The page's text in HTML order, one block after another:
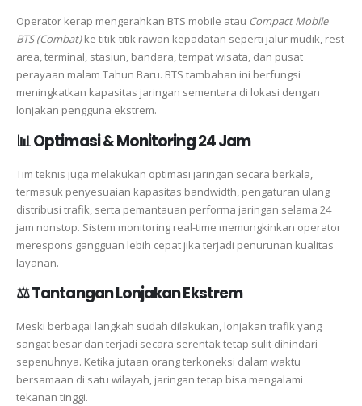
Operator kerap mengerahkan BTS mobile atau Compact Mobile
BTS (Combat)ke titik-titik rawan kepadatan seperti jalur mudik, rest
area, terminal, stasiun, bandara, tempat wisata, dan pusat
perayaan malam Tahun Baru. BTS tambahan ini berfungsi
meningkatkan kapasitas jaringan sementara di lokasi dengan
lonjakan pengguna ekstrem.
📊 Optimasi & Monitoring 24 Jam
Tim teknis juga melakukan optimasi jaringan secara berkala,
termasuk penyesuaian kapasitas bandwidth, pengaturan ulang
distribusi trafik, serta pemantauan performa jaringan selama 24
jam nonstop. Sistem monitoring real-time memungkinkan operator
merespons gangguan lebih cepat jika terjadi penurunan kualitas
layanan.
⚖️ Tantangan Lonjakan Ekstrem
Meski berbagai langkah sudah dilakukan, lonjakan trafik yang
sangat besar dan terjadi secara serentak tetap sulit dihindari
sepenuhnya. Ketika jutaan orang terkoneksi dalam waktu
bersamaan di satu wilayah, jaringan tetap bisa mengalami
tekanan tinggi.